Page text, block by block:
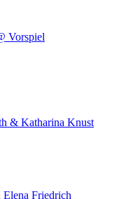
Vorspiel
& Katharina Knust
Elena Friedrich